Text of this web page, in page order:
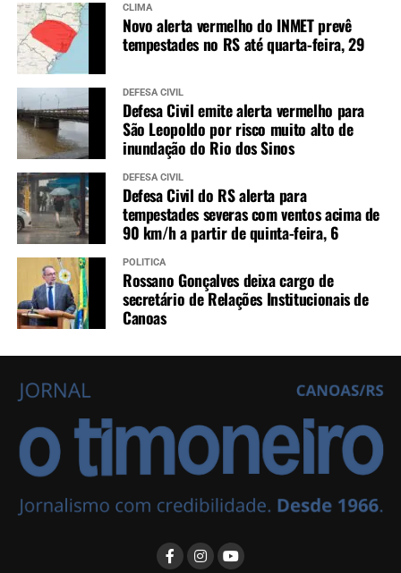
CLIMA
Novo alerta vermelho do INMET prevê
tempestades no RS até quarta-feira, 29
DEFESA CIVIL
Defesa Civil emite alerta vermelho para
São Leopoldo por risco muito alto de
inundação do Rio dos Sinos
DEFESA CIVIL
Defesa Civil do RS alerta para
tempestades severas com ventos acima de
90 km/h a partir de quinta-feira, 6
POLÍTICA
Rossano Gonçalves deixa cargo de
secretário de Relações Institucionais de
Canoas